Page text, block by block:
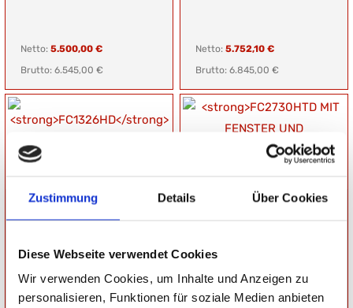
Zustimmung Details Über Cookies
Diese Webseite verwendet Cookies
Wir verwenden Cookies, um Inhalte und Anzeigen zu
personalisieren, Funktionen für soziale Medien anbieten
Netto: 5.500,00 €
Brutto: 6.545,00 €
Netto: 5.752,10 €
Brutto: 6.845,00 €
FC1326HD
KOFFERANHÄNGER MIT 3
Gesamtgewicht: 1300 kg
Ladefläche:
FC2730HTD MIT FENSTER
HOCHLADER
Gesamtgewicht: 2700 kg
Ladefläche:
L: 300 cm, B: 180 cm, H: 180 cm